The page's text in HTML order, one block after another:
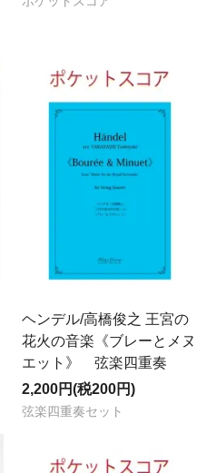
ヘンデル/高橋俊之 王宮の
花火の音楽《ブレーとメヌ
エット》 弦楽四重奏
2,200円(税200円)
弦楽四重奏セット